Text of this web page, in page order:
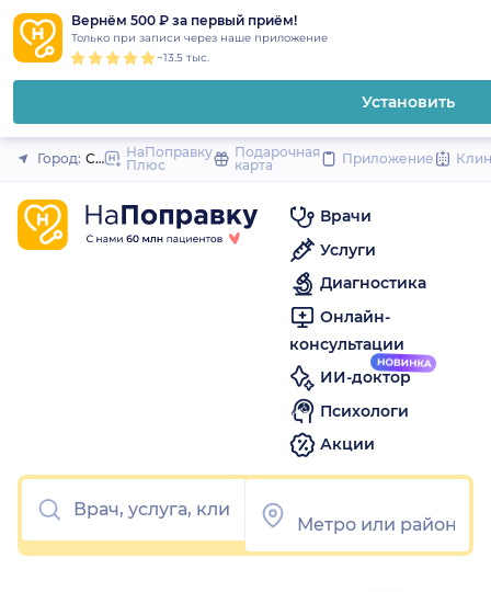
Вернём 500 ₽ за первый приём!
Только при записи через наше приложение
~13.5 тыс.
Установить
Закрыть
Город: Санкт-Петербург
НаПоправку
Плюс
Подарочная
карта
Приложение
Врачи
Услуги
Диагностика
Онлайн-
консультации
ИИ-доктор
Психологи
Акции